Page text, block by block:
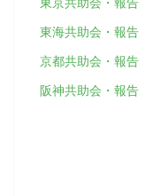
東海共助会・報告
京都共助会・報告
阪神共助会・報告